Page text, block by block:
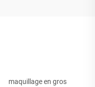
maquillage en gros